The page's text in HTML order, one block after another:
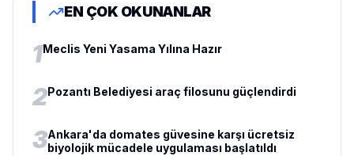
EN ÇOK OKUNANLAR
1Meclis Yeni Yasama Yılına Hazır
2Pozantı Belediyesi araç filosunu güçlendirdi
3Ankara'da domates güvesine karşı ücretsiz
biyolojik mücadele uygulaması başlatıldı